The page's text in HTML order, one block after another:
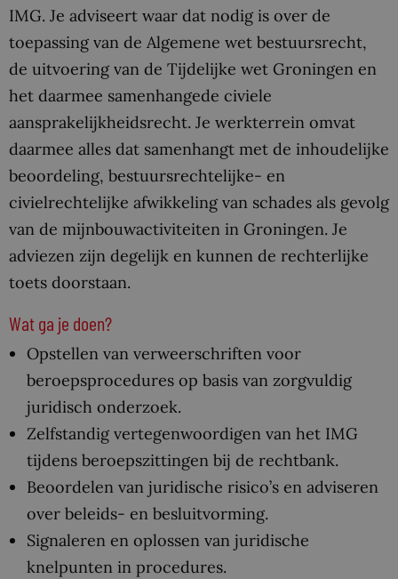
IMG. Je adviseert waar dat nodig is over de
toepassing van de Algemene wet bestuursrecht,
de uitvoering van de Tijdelijke wet Groningen en
het daarmee samenhangede civiele
aansprakelijkheidsrecht. Je werkterrein omvat
daarmee alles dat samenhangt met de inhoudelijke
beoordeling, bestuursrechtelijke- en
civielrechtelijke afwikkeling van schades als gevolg
van de mijnbouwactiviteiten in Groningen. Je
adviezen zijn degelijk en kunnen de rechterlijke
toets doorstaan.
Wat ga je doen?
Opstellen van verweerschriften voor
beroepsprocedures op basis van zorgvuldig
juridisch onderzoek.
Zelfstandig vertegenwoordigen van het IMG
tijdens beroepszittingen bij de rechtbank.
Beoordelen van juridische risico’s en adviseren
over beleids- en besluitvorming.
Signaleren en oplossen van juridische
knelpunten in procedures.